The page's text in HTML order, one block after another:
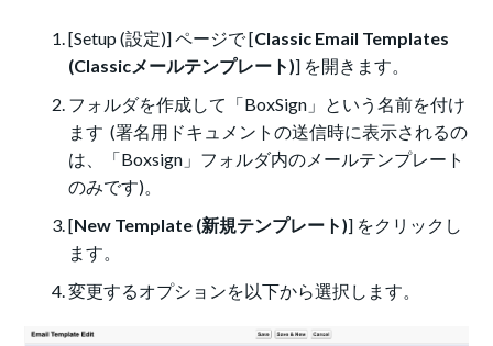
[Setup (設定)] ページで [Classic Email Templates
(Classicメールテンプレート)] を開きます。
フォルダを作成して「BoxSign」という名前を付け
ます (署名用ドキュメントの送信時に表示されるの
は、「Boxsign」フォルダ内のメールテンプレート
のみです)。
[New Template (新規テンプレート)] をクリックし
ます。
変更するオプションを以下から選択します。